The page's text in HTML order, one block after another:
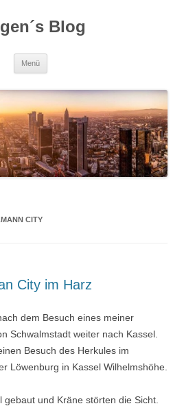
Blog
Menü
CITY
City im Harz
dem Besuch eines meiner
Schwalmstadt weiter nach Kassel.
Besuch des Herkules im
Löwenburg in Kassel Wilhelmshöhe.
und Kräne störten die Sicht.